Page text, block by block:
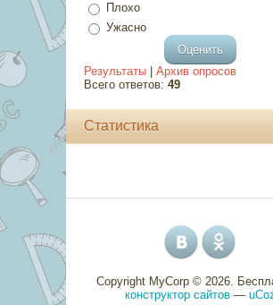
Плохо
Ужасно
Результаты | Архив опросов
Всего ответов: 49
Статистика
Copyright MyCorp © 2026
конструктор сайтов—